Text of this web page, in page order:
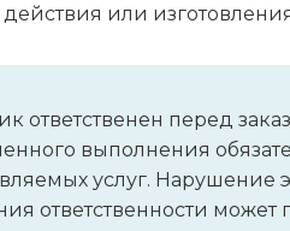
или
ответственен перед
выполнения
услуг. Нарушение
ответственности